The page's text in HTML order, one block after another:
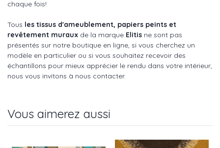
chaque fois!
Tous les tissus d'ameublement, papiers peints et
revêtement muraux de la marque Elitis ne sont pas
présentés sur notre boutique en ligne, si vous cherchez un
modèle en particulier ou si vous souhaitez recevoir des
échantillons pour mieux apprécier le rendu dans votre intérieur,
nous vous invitons à nous contacter.
Vous aimerez aussi